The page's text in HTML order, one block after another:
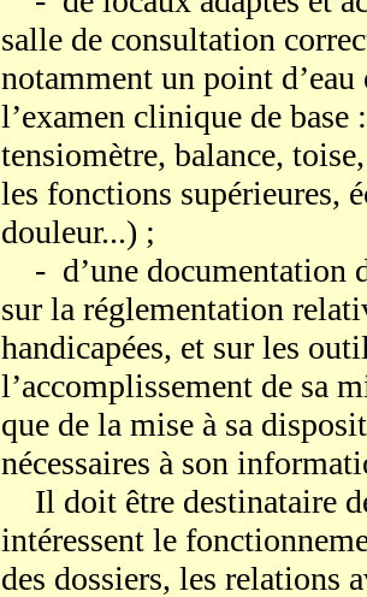
salle de consultation
notamment un point d’eau
l’examen clinique de base
tensiomètre, balance,
les fonctions supérieures,
douleur...) ;
- d’une documentation
sur la réglementation
handicapées, et sur les
l’accomplissement de sa
que de la mise à sa
nécessaires à son
Il doit être destinataire
intéressent le
des dossiers, les relations